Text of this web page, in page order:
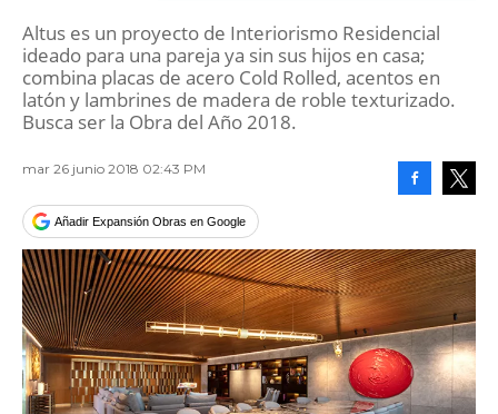
Altus es un proyecto de Interiorismo Residencial
ideado para una pareja ya sin sus hijos en casa;
combina placas de acero Cold Rolled, acentos en
latón y lambrines de madera de roble texturizado.
Busca ser la Obra del Año 2018.
mar 26 junio 2018 02:43 PM
Añadir Expansión Obras en Google